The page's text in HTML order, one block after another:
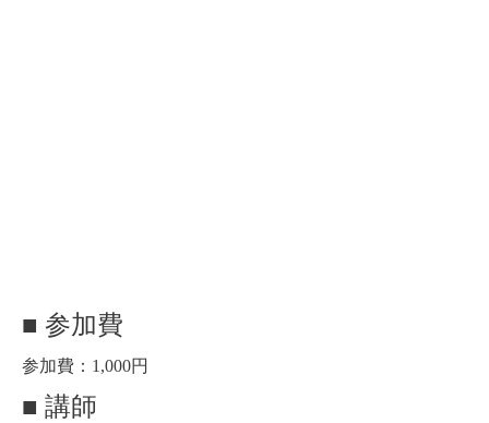
■ 参加費
参加費：1,000円
■ 講師